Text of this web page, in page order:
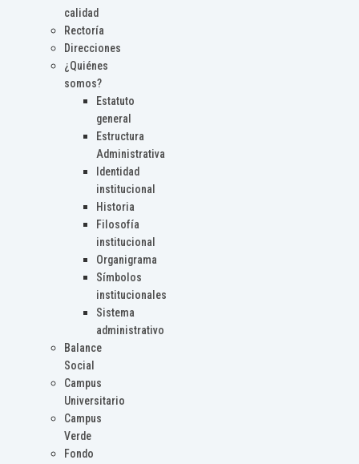
calidad
Rectoría
Direcciones
¿Quiénes
somos?
Estatuto
general
Estructura
Administrativa
Identidad
institucional
Historia
Filosofía
institucional
Organigrama
Símbolos
institucionales
Sistema
administrativo
Balance
Social
Campus
Universitario
Campus
Verde
Fondo